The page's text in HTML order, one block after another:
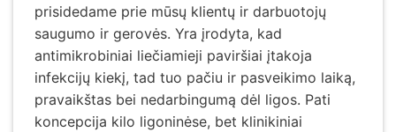
prisidedame prie mūsų klientų ir darbuotojų
saugumo ir gerovės. Yra įrodyta, kad
antimikrobiniai liečiamieji paviršiai įtakoja
infekcijų kiekį, tad tuo pačiu ir pasveikimo laiką,
pravaikštas bei nedarbingumą dėl ligos. Pati
koncepcija kilo ligoninėse, bet klinikiniai